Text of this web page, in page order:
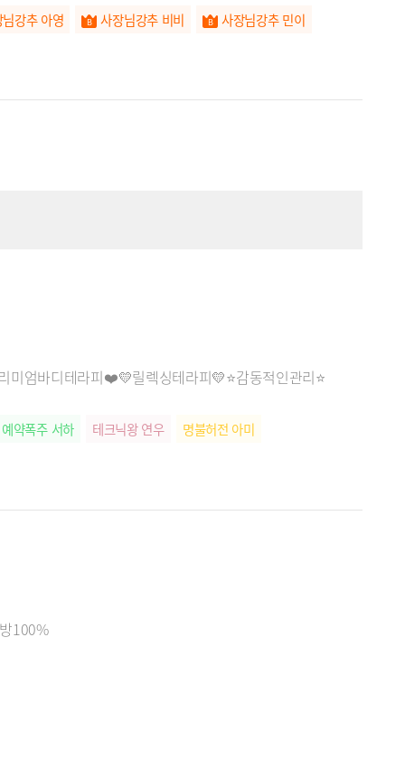
강추 아영 사장님강추 비비
사장님강추 민이
엄바디테라피❤️💛릴렉싱테라피💛⭐감동적인관리⭐
예약폭주 서하 테크닉왕 연우
명불허전 아미
100%